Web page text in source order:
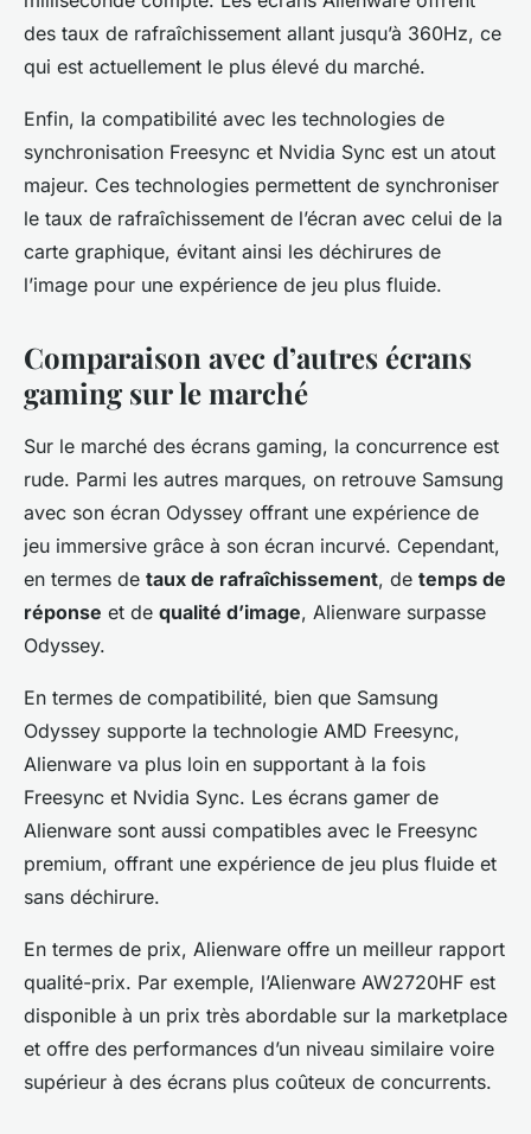
des taux de rafraîchissement allant jusqu’à 360Hz, ce
qui est actuellement le plus élevé du marché.
Enfin, la compatibilité avec les technologies de
synchronisation Freesync et Nvidia Sync est un atout
majeur. Ces technologies permettent de synchroniser
le taux de rafraîchissement de l’écran avec celui de la
carte graphique, évitant ainsi les déchirures de
l’image pour une expérience de jeu plus fluide.
Comparaison avec d’autres écrans
gaming sur le marché
Sur le marché des écrans gaming, la concurrence est
rude. Parmi les autres marques, on retrouve Samsung
avec son écran Odyssey offrant une expérience de
jeu immersive grâce à son écran incurvé. Cependant,
en termes de taux de rafraîchissement, de temps de
réponse et de qualité d’image, Alienware surpasse
Odyssey.
En termes de compatibilité, bien que Samsung
Odyssey supporte la technologie AMD Freesync,
Alienware va plus loin en supportant à la fois
Freesync et Nvidia Sync. Les écrans gamer de
Alienware sont aussi compatibles avec le Freesync
premium, offrant une expérience de jeu plus fluide et
sans déchirure.
En termes de prix, Alienware offre un meilleur rapport
qualité-prix. Par exemple, l’Alienware AW2720HF est
disponible à un prix très abordable sur la marketplace
et offre des performances d’un niveau similaire voire
supérieur à des écrans plus coûteux de concurrents.